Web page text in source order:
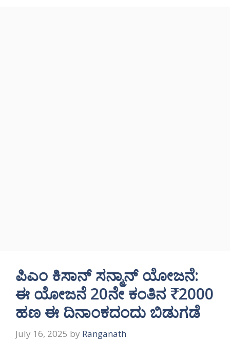
ಪಿಎಂ ಕಿಸಾನ್ ಸನ್ಮಾನ್ ಯೋಜನೆ:
ಈ ಯೋಜನೆ 20ನೇ ಕಂತಿನ ₹2000
ಹಣ ಈ ದಿನಾಂಕದಂದು ಬಿಡುಗಡೆ
July 16, 2025 by Ranganath